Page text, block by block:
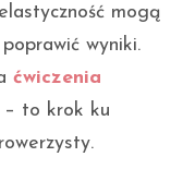
mogą
wyniki.
ćwiczenia
– to krok ku